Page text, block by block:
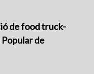
de food truck-
de